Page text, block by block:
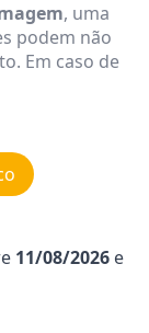
, uma
podem não
Em caso de
11/08/2026 e